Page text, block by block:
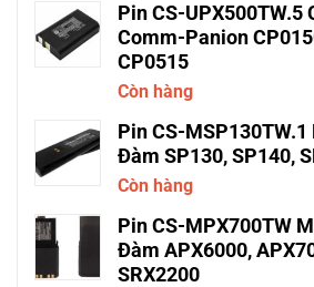
Pin CS-UPX500TW.5
Comm-Panion
CP0515
Còn hàng
Pin CS-MSP130TW.1
Đàm SP130, SP140,
Còn hàng
Pin CS-MPX700TW
Đàm APX6000,
SRX2200